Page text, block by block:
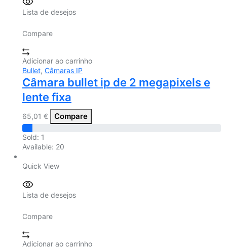
Lista de desejos
Compare
Adicionar ao carrinho
Bullet, Câmaras IP
Câmara bullet ip de 2 megapixels e
lente fixa
65,01 € Compare
Sold: 1
Available: 20
Quick View
Lista de desejos
Compare
Adicionar ao carrinho